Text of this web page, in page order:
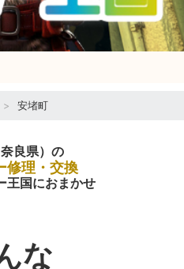
安堵町
良県）の
修理・交換
王国におまかせ
な